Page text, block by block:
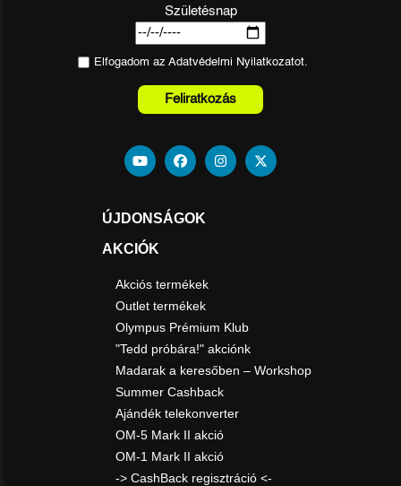
Születésnap
Elfogadom az Adatvédelmi Nyilatkozatot.
Feliratkozás
ÚJDONSÁGOK
AKCIÓK
Akciós termékek
Outlet termékek
Olympus Prémium Klub
"Tedd próbára!" akciónk
Madarak a keresőben – Workshop
Summer Cashback
Ajándék telekonverter
OM-5 Mark II akció
OM-1 Mark II akció
-> CashBack regisztráció <-